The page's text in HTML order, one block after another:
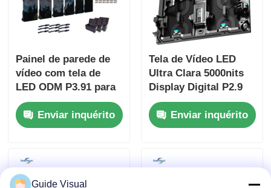
Painel de parede de
vídeo com tela de
LED ODM P3.91 para
fundo de igrejas
800WEnviar inquérito
Tela de Vídeo LED
Ultra Clara 5000nits
Display Digital P2.9
P3.9 Para Shopping
Enviar inquérito
Guide Visual